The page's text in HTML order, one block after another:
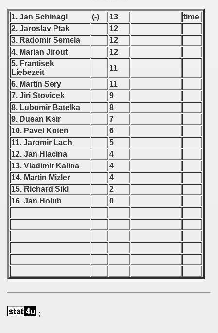
1. Jan Schinagl (-) 13
time
2. Jaroslav Ptak
12
3. Radomir Semela
12
4. Marian Jirout
12
5. Frantisek
Liebezeit
11
6. Martin Sery
11
7. Jiri Stovicek
9
8. Lubomir Batelka
8
9. Dusan Ksir
7
10. Pavel Koten
6
11. Jaromir Lach
5
12. Jan Hlacina
4
13. Vladimir Kalina
4
14. Martin Mizler
4
15. Richard Sikl
2
16. Jan Holub
0
;
- 1992
- 1993
Qualifications) - 1993
Zealand Qualifications) - 1993
Qualification) - 1993
Qualifications) - 1993.
- 1993
- 1993
- 1993
Qualification) - 1993
- 1993
Round) - 1993
- 1993